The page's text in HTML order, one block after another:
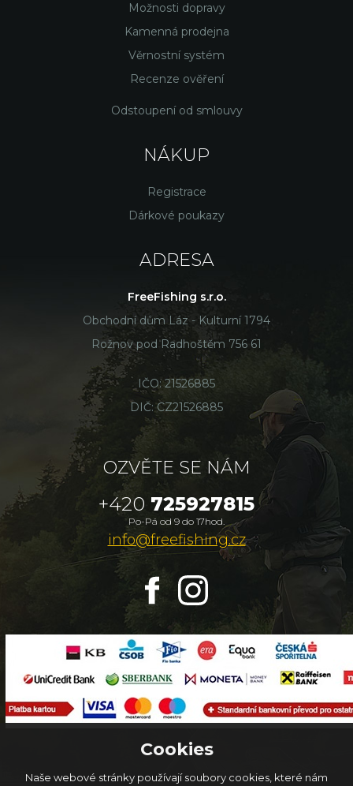
Možnosti dopravy
Kamenná prodejna
Věrnostní systém
Recenze ověření
Odstoupení od smlouvy
NÁKUP
Registrace
Dárkové poukazy
ADRESA
FreeFishing s.r.o.
Obchodní dům Láz - Kulturní 1794
Rožnov pod Radhoštěm 756 61
IČO: 21526885
DIČ: CZ21526885
OZVĚTE SE NÁM
+420 725927815
Po-Pá od 9 do 17hod.
info@freefishing.cz
Cookies
Naše webové stránky používají soubory cookies, které nám